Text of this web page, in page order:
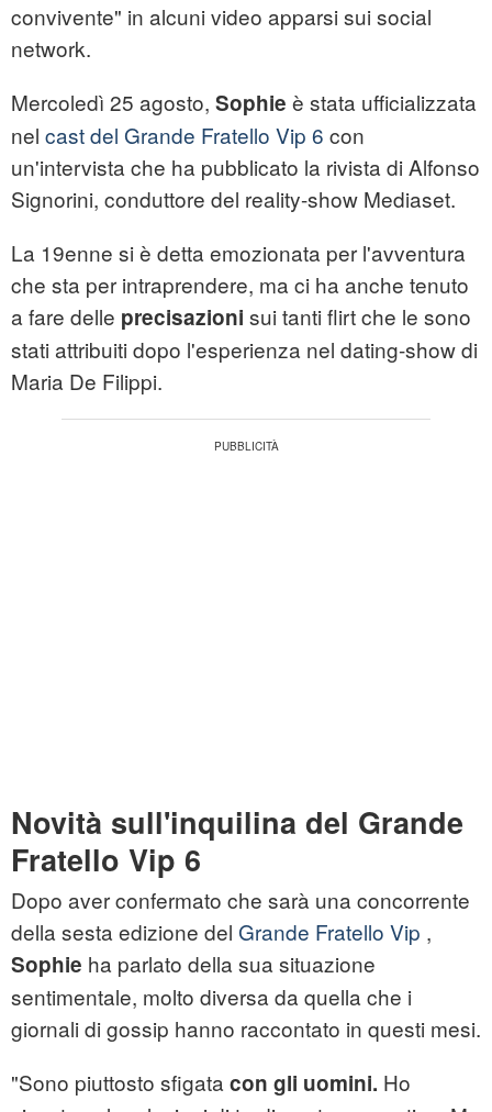
convivente" in alcuni video apparsi sui social
network.
Mercoledì 25 agosto, Sophie è stata ufficializzata
nel cast del Grande Fratello Vip 6 con
un'intervista che ha pubblicato la rivista di Alfonso
Signorini, conduttore del reality-show Mediaset.
La 19enne si è detta emozionata per l'avventura
che sta per intraprendere, ma ci ha anche tenuto
a fare delle precisazioni sui tanti flirt che le sono
stati attribuiti dopo l'esperienza nel dating-show di
Maria De Filippi.
Novità sull'inquilina del Grande
Fratello Vip 6
Dopo aver confermato che sarà una concorrente
della sesta edizione del Grande Fratello Vip ,
Sophie ha parlato della sua situazione
sentimentale, molto diversa da quella che i
giornali di gossip hanno raccontato in questi mesi.
"Sono piuttosto sfigata con gli uomini. Ho